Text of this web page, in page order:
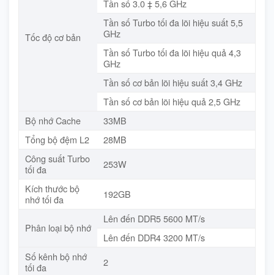
Tốc độ cơ bản
Tần số 3.0 ‡ 5,6 GHz
Tần số Turbo tối đa lõi hiệu suất 5,5
GHz
Tần số Turbo tối đa lõi hiệu quả 4,3
GHz
Tần số cơ bản lõi hiệu suất 3,4 GHz
Tần số cơ bản lõi hiệu quả 2,5 GHz
Bộ nhớ Cache
33MB
Tổng bộ đệm L2
28MB
Công suất Turbo
tối đa
253W
Kích thước bộ
nhớ tối đa
192GB
Phân loại bộ nhớ
Lên đến DDR5 5600 MT/s
Lên đến DDR4 3200 MT/s
Số kênh bộ nhớ
tối đa
2